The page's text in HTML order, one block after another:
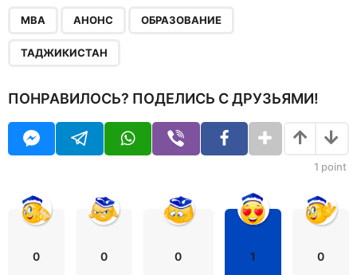
MBA АНОНС ОБРАЗОВАНИЕ
ТАДЖИКИСТАН
ПОНРАВИЛОСЬ? ПОДЕЛИСЬ С ДРУЗЬЯМИ!
1 point
0 0 0 1 0